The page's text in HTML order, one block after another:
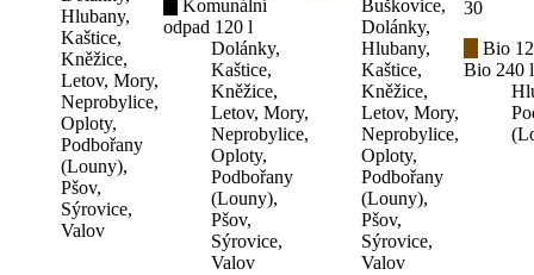
Hlubany,
Kaštice,
Kněžice,
Letov, Mory,
Neprobylice,
Oploty,
Podbořany
(Louny),
Pšov,
Sýrovice,
Valov
Komunální
odpad 120 l
Dolánky,
Kaštice,
Kněžice,
Letov, Mory,
Neprobylice,
Oploty,
Podbořany
(Louny),
Pšov,
Sýrovice,
Valov
Buškovice,
Dolánky,
Hlubany,
Kaštice,
Kněžice,
Letov, Mory,
Neprobylice,
Oploty,
Podbořany
(Louny),
Pšov,
Sýrovice,
Valov
30
Bio
Bio 240 l